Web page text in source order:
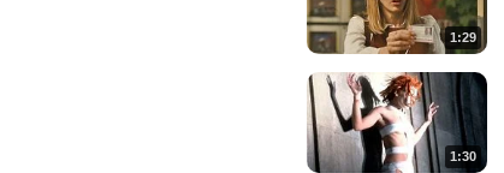
1:29
1:30